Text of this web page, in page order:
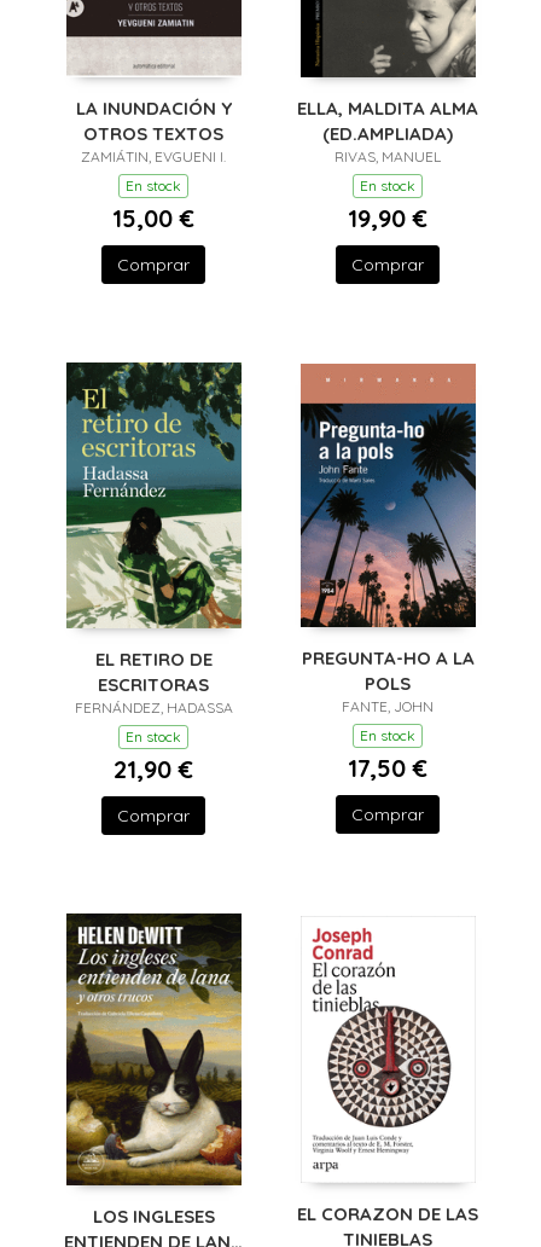
LA INUNDACIÓN Y
OTROS TEXTOS
ZAMIÁTIN, EVGUENI I.
En stock
15,00 €
Comprar
ELLA, MALDITA ALMA
(ED.AMPLIADA)
RIVAS, MANUEL
En stock
19,90 €
Comprar
EL RETIRO DE
ESCRITORAS
FERNÁNDEZ, HADASSA
En stock
21,90 €
Comprar
PREGUNTA-HO A LA
POLS
FANTE, JOHN
En stock
17,50 €
Comprar
LOS INGLESES
ENTIENDEN DE LANA
EL CORAZON DE LAS
TINIEBLAS